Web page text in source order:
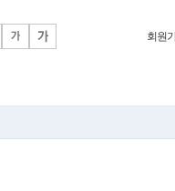
회원